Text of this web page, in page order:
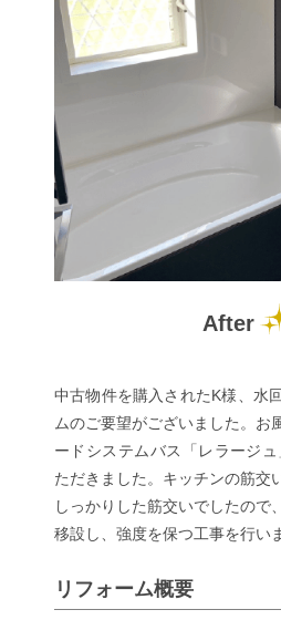
After
中古物件を購入されたK様、水
ムのご要望がございました。お
ードシステムバス「レラージ
ただきました。キッチンの筋交
しっかりした筋交いでしたので
移設し、強度を保つ工事を行い
リフォーム概要